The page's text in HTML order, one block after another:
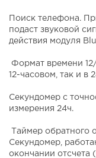
Поиск телефона.
подаст звуковой
действия модуля
Формат времени
12-часовом, так и в
Секундомер с
измерения 24ч.
Таймер обратного
Секундомер,
окончании отсчета